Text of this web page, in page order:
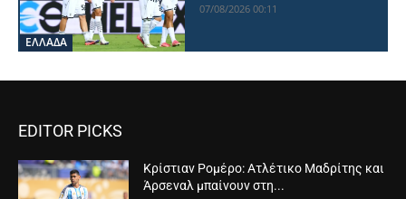
ΕΛΛΑΔΑ
07/08/2026 00:11
EDITOR PICKS
Κρίστιαν Ρομέρο: Ατλέτικο Μαδρίτης και
Άρσεναλ μπαίνουν στη...